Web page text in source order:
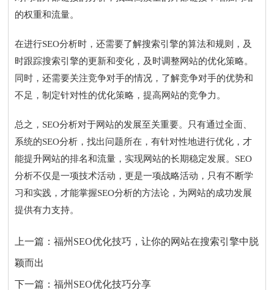
的权重和流量。
在进行SEO分析时，还需要了解搜索引擎的算法和规则，及
时跟踪搜索引擎的更新和变化，及时调整网站的优化策略。
同时，还需要关注竞争对手的情况，了解竞争对手的优势和
不足，制定针对性的优化策略，提高网站的竞争力。
总之，SEO分析对于网站的发展至关重要。只有通过全面、
系统的SEO分析，找出问题所在，有针对性地进行优化，才
能提升网站的排名和流量，实现网站的长期稳定发展。SEO
分析不仅是一项技术活动，更是一项战略活动，只有不断学
习和实践，才能掌握SEO分析的方法论，为网站的成功发展
提供有力支持。
上一篇：福州SEO优化技巧，让你的网站在搜索引擎中脱
颖而出
下一篇：福州SEO优化技巧分享